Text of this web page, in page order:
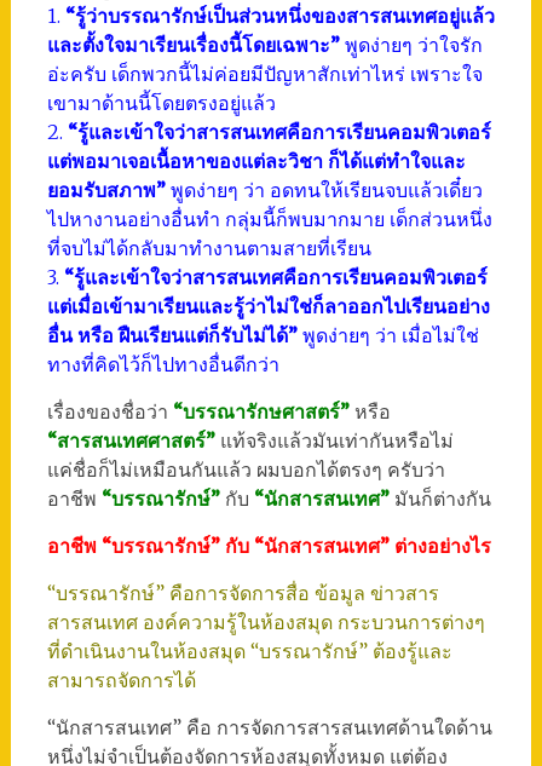
1. “รู้ว่าบรรณารักษ์เป็นส่วนหนึ่งของสารสนเทศอยู่แล้ว
และตั้งใจมาเรียนเรื่องนี้โดยเฉพาะ”พูดง่ายๆ ว่าใจรัก
อ่ะครับ เด็กพวกนี้ไม่ค่อยมีปัญหาสักเท่าไหร่ เพราะใจ
เขามาด้านนี้โดยตรงอยู่แล้ว
2. “รู้และเข้าใจว่าสารสนเทศคือการเรียนคอมพิวเตอร์
แต่พอมาเจอเนื้อหาของแต่ละวิชา ก็ได้แต่ทำใจและ
ยอมรับสภาพ”พูดง่ายๆ ว่า อดทนให้เรียนจบแล้วเดี๋ยว
ไปหางานอย่างอื่นทำ กลุ่มนี้ก็พบมากมาย เด็กส่วนหนึ่ง
ที่จบไม่ได้กลับมาทำงานตามสายที่เรียน
3. “รู้และเข้าใจว่าสารสนเทศคือการเรียนคอมพิวเตอร์
แต่เมื่อเข้ามาเรียนและรู้ว่าไม่ใช่ก็ลาออกไปเรียนอย่าง
อื่น หรือ ฝืนเรียนแต่ก็รับไม่ได้”พูดง่ายๆ ว่า เมื่อไม่ใช่
ทางที่คิดไว้ก็ไปทางอื่นดีกว่า
เรื่องของชื่อว่า “บรรณารักษศาสตร์” หรือ
“สารสนเทศศาสตร์”แท้จริงแล้วมันเท่ากันหรือไม่
แค่ชื่อก็ไม่เหมือนกันแล้ว ผมบอกได้ตรงๆ ครับว่า
อาชีพ “บรรณารักษ์”กับ “นักสารสนเทศ” มันก็ต่างกัน
อาชีพ “บรรณารักษ์” กับ “นักสารสนเทศ” ต่างอย่างไร
“บรรณารักษ์” คือการจัดการสื่อ ข้อมูล ข่าวสาร
สารสนเทศ องค์ความรู้ในห้องสมุด กระบวนการต่างๆ
ที่ดำเนินงานในห้องสมุด “บรรณารักษ์” ต้องรู้และ
สามารถจัดการได้
“นักสารสนเทศ” คือ การจัดการสารสนเทศด้านใดด้าน
หนึ่งไม่จำเป็นต้องจัดการห้องสมุดทั้งหมด แต่ต้อง